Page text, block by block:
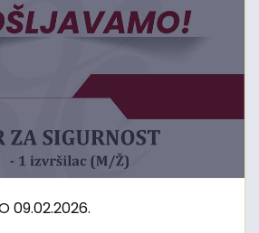
09.02.2026.